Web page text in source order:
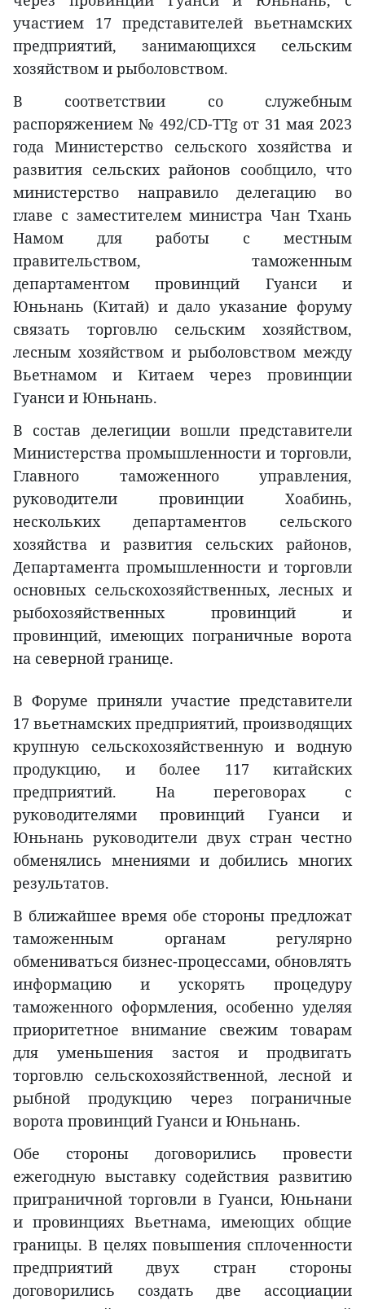
участием 17 представителей вьетнамских
предприятий, занимающихся сельским
хозяйством и рыболовством.
В соответствии со служебным
распоряжением № 492/CD-TTg от 31 мая 2023
года Министерство сельского хозяйства и
развития сельских районов сообщило, что
министерство направило делегацию во
главе с заместителем министра Чан Тхань
Намом для работы с местным
правительством, таможенным
департаментом провинций Гуанси и
Юньнань (Китай) и дало указание форуму
связать торговлю сельским хозяйством,
лесным хозяйством и рыболовством между
Вьетнамом и Китаем через провинции
Гуанси и Юньнань.
В состав делегиции вошли представители
Министерства промышленности и торговли,
Главного таможенного управления,
руководители провинции Хоабинь,
нескольких департаментов сельского
хозяйства и развития сельских районов,
Департамента промышленности и торговли
основных сельскохозяйственных, лесных и
рыбохозяйственных провинций и
провинций, имеющих пограничные ворота
на северной границе.
В Форуме приняли участие представители
17 вьетнамских предприятий, производящих
крупную сельскохозяйственную и водную
продукцию, и более 117 китайских
предприятий. На переговорах с
руководителями провинций Гуанси и
Юньнань руководители двух стран честно
обменялись мнениями и добились многих
результатов.
В ближайшее время обе стороны предложат
таможенным органам регулярно
обмениваться бизнес-процессами, обновлять
информацию и ускорять процедуру
таможенного оформления, особенно уделяя
приоритетное внимание свежим товарам
для уменьшения застоя и продвигать
торговлю сельскохозяйственной, лесной и
рыбной продукцию через пограничные
ворота провинций Гуанси и Юньнань.
Обе стороны договорились провести
ежегодную выставку содействия развитию
приграничной торговли в Гуанси, Юньнани
и провинциях Вьетнама, имеющих общие
границы. В целях повышения сплоченности
предприятий двух стран стороны
договорились создать две ассоциации